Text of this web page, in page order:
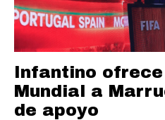
Infantino
Mundial a
de apoyo